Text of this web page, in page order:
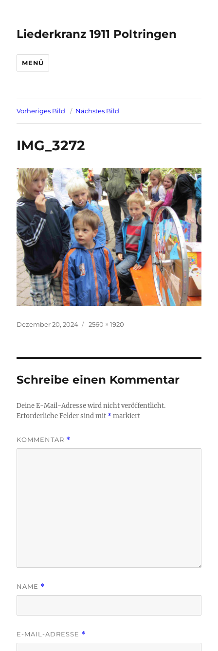
Liederkranz 1911 Poltringen
MENÜ
Vorheriges Bild Nächstes Bild
IMG_3272
Veröffentlicht
Dezember 20, 2024 Originalgröße
2560 × 1920
Schreibe einen Kommentar
Deine E-Mail-Adresse wird nicht veröffentlicht.
Erforderliche Felder sind mit *markiert
KOMMENTAR *
NAME *
E-MAIL-ADRESSE *